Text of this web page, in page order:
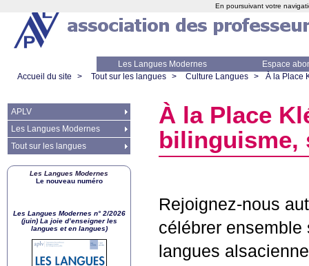
Les Langues Modernes
Espace
Accueil du site
> Tout sur les langues > Culture Langues > À la Place
À la Place
bilinguisme,
Rejoignez-nous
célébrer
langues
APLV
Les Langues Modernes
Tout sur les langues
Les Langues Modernes
Le nouveau numéro
Les Langues Modernes n° 2/2026
(juin) La joie d’enseigner les
langues et en langues)
En poursuivant votre